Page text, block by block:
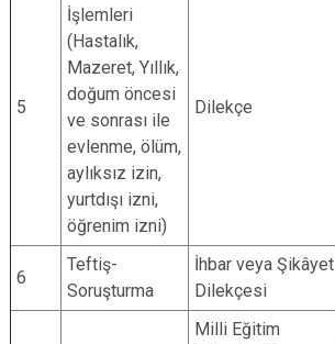
5
İşlemleri
(Hastalık,
Mazeret, Yıllık,
doğum öncesi
ve sonrası ile
evlenme, ölüm,
aylıksız izin,
yurtdışı izni,
öğrenim izni)
Dilekçe
6
Teftiş-
Soruşturma
İhbar veya Şikâyet
Dilekçesi
Milli Eğitim